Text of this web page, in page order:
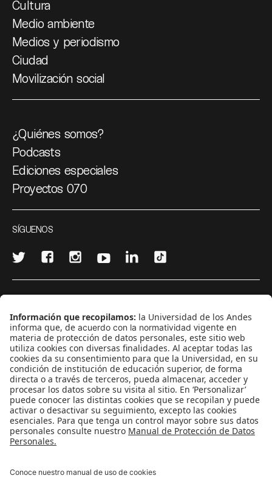
Cultura
Medio ambiente
Medios y periodismo
Ciudad
Movilización social
¿Quiénes somos?
Podcasts
Ediciones especiales
Proyectos 070
SÍGUENOS
CONTÁCTANOS
cerosetenta@uniandes.edu.co
BOGOTÁ, COLOMBIA
NEWSLETTER